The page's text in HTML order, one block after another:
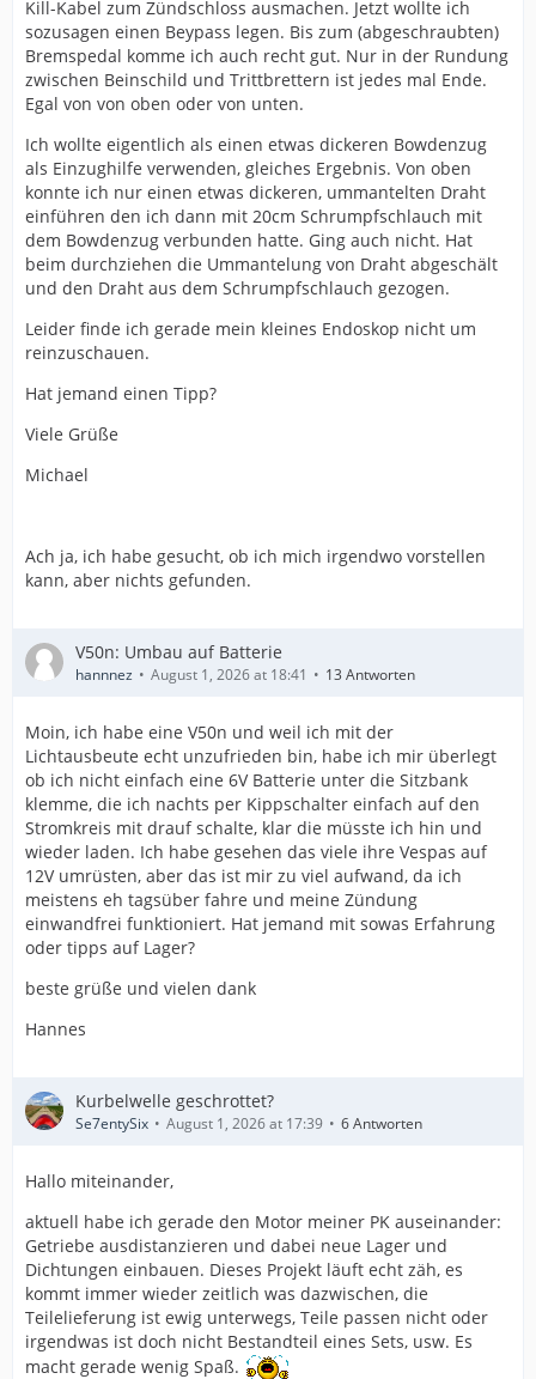
Kill-Kabel zum Zündschloss ausmachen. Jetzt wollte ich
sozusagen einen Beypass legen. Bis zum (abgeschraubten)
Bremspedal komme ich auch recht gut. Nur in der Rundung
zwischen Beinschild und Trittbrettern ist jedes mal Ende.
Egal von von oben oder von unten.
Ich wollte eigentlich als einen etwas dickeren Bowdenzug
als Einzughilfe verwenden, gleiches Ergebnis. Von oben
konnte ich nur einen etwas dickeren, ummantelten Draht
einführen den ich dann mit 20cm Schrumpfschlauch mit
dem Bowdenzug verbunden hatte. Ging auch nicht. Hat
beim durchziehen die Ummantelung von Draht abgeschält
und den Draht aus dem Schrumpfschlauch gezogen.
Leider finde ich gerade mein kleines Endoskop nicht um
reinzuschauen.
Hat jemand einen Tipp?
Viele Grüße
Michael
Ach ja, ich habe gesucht, ob ich mich irgendwo vorstellen
kann, aber nichts gefunden.
V50n: Umbau auf Batterie
hannnez August 1, 2026 at 18:41 13 Antworten
Moin, ich habe eine V50n und weil ich mit der
Lichtausbeute echt unzufrieden bin, habe ich mir überlegt
ob ich nicht einfach eine 6V Batterie unter die Sitzbank
klemme, die ich nachts per Kippschalter einfach auf den
Stromkreis mit drauf schalte, klar die müsste ich hin und
wieder laden. Ich habe gesehen das viele ihre Vespas auf
12V umrüsten, aber das ist mir zu viel aufwand, da ich
meistens eh tagsüber fahre und meine Zündung
einwandfrei funktioniert. Hat jemand mit sowas Erfahrung
oder tipps auf Lager?
beste grüße und vielen dank
Hannes
Kurbelwelle geschrottet?
Se7entySix August 1, 2026 at 17:39 6 Antworten
Hallo miteinander,
aktuell habe ich gerade den Motor meiner PK auseinander:
Getriebe ausdistanzieren und dabei neue Lager und
Dichtungen einbauen. Dieses Projekt läuft echt zäh, es
kommt immer wieder zeitlich was dazwischen, die
Teilelieferung ist ewig unterwegs, Teile passen nicht oder
irgendwas ist doch nicht Bestandteil eines Sets, usw. Es
macht gerade wenig Spaß.